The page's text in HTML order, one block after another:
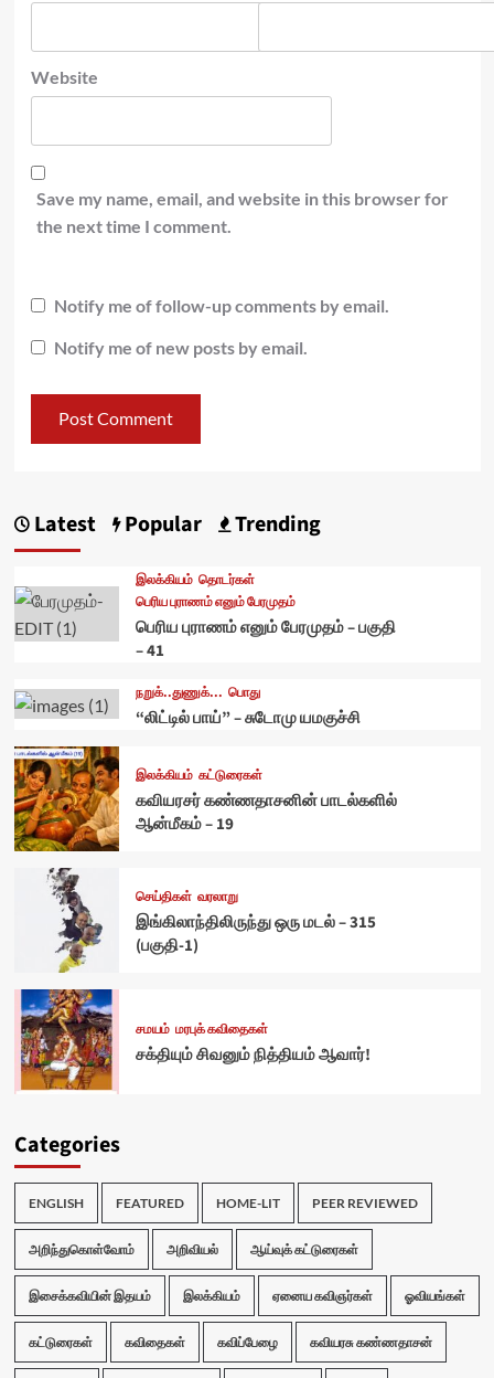
Website
Save my name, email, and website in this browser for
the next time I comment.
Notify me of follow-up comments by email.
Notify me of new posts by email.
Latest Popular Trending
இலக்கியம் தொடர்கள்
பெரிய புராணம் எனும் பேரமுதம்
பெரிய புராணம் எனும் பேரமுதம் – பகுதி
– 41
நறுக்..துணுக்... பொது
“லிட்டில் பாய்” – சுடோமு யமகுச்சி
இலக்கியம் கட்டுரைகள்
கவியரசர் கண்ணதாசனின் பாடல்களில்
ஆன்மீகம் – 19
செய்திகள் வரலாறு
இங்கிலாந்திலிருந்து ஒரு மடல் – 315
(பகுதி-1)
சமயம் மரபுக் கவிதைகள்
சக்தியும் சிவனும் நித்தியம் ஆவார்!
Categories
ENGLISH FEATURED HOME-LIT PEER REVIEWED
அறிந்துகொள்வோம் அறிவியல் ஆய்வுக் கட்டுரைகள்
இசைக்கவியின் இதயம் இலக்கியம் ஏனைய கவிஞர்கள் ஓவியங்கள்
கட்டுரைகள் கவிதைகள் கவிப்பேழை கவியரசு கண்ணதாசன்